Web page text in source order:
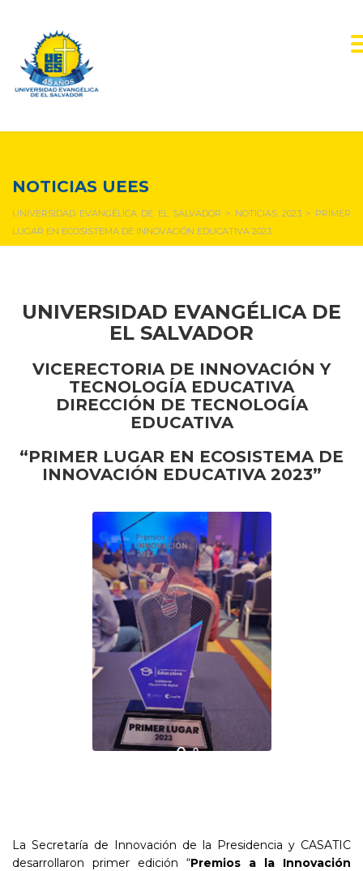
NOTICIAS UEES
UNIVERSIDAD EVANGÉLICA DE EL SALVADOR > NOTICIAS 2023> PRIMER
LUGAR EN ECOSISTEMA DE INNOVACIÓN EDUCATIVA 2023
UNIVERSIDAD EVANGÉLICA DE
EL SALVADOR
VICERECTORIA DE INNOVACIÓN Y
TECNOLOGÍA EDUCATIVA
DIRECCIÓN DE TECNOLOGÍA
EDUCATIVA
“PRIMER LUGAR EN ECOSISTEMA DE
INNOVACIÓN EDUCATIVA 2023”
La Secretaría de Innovación de la Presidencia y CASATIC
desarrollaron primer edición “Premios a la Innovación